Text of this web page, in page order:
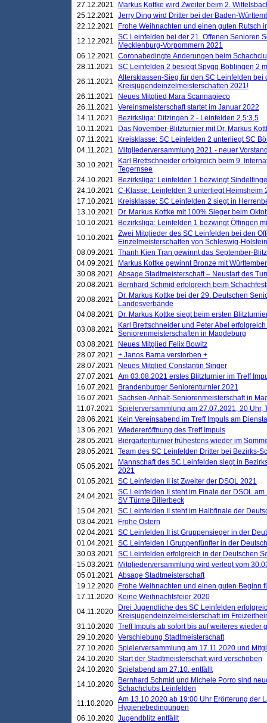
27.12.2021
Markus Kottke wird Zweiter beim 2.
25.12.2021 Jerry Ding wird Dritter bei der Baden-
22.12.2021
Frohe Weihnachten und einen guten Rutsch
12.12.2021 SC Leinfelden bei der 21. Offenen Senioren
Mecklenburg-Vorpommern 2021
06.12.2021 Coronabedingte Änderungen beim
28.11.2021
SC Leinfelden 2 besiegt Spvgg Böblingen 2
26.11.2021
Altersklassen-Sieg für den SC Leinfelden bei
Kreisjugendeinzelmeisterschaften 2021!
26.11.2021
Neues Mitglied Mara Scannapieco
26.11.2021
Vereinsmeisterschaft startet im Januar 2022
14.11.2021
Bezirksliga: Ditzingen 2 - Leinfelden 2,5:3,5
10.11.2021
Das November-Blitzturnier mit Dr. Markus
07.11.2021
Kreisklasse: SC Leinfelden 2 unterliegt SC
04.11.2021
Mitgliederversammlung 2021 - neuer
30.10.2021
Karl Brettschneider erfolgreich beim 9.
Tegernsee
24.10.2021
Bezirksliga: Leinfelden 1 bezwingt
24.10.2021 C-Klasse: Leinfelden 3 unterliegt Heimsheim
17.10.2021
Kreisklasse: SC Leinfelden 2 siegt in
13.10.2021
Dr. Markus Kottke mit 100% Sieger beim
10.10.2021
Bezirksliga: Leinfelden 1 bezwingt Öffingen
10.10.2021 Zwei Mitglieder des SC Leinfelden bei den
Einzelmeisterschaften von Schleswig-
08.09.2021 Thanh Kien Tran gewinnt das September-
04.09.2021
Markus Kottke gewinnt Bronze mit
30.08.2021 Absage Stadtmeisterschaft – Neustart des
20.08.2021
Bernhard Schmid erfolgreich beim
20.08.2021
Dr. Markus Kottke bei der 29. Deutschen
Landesverbände
04.08.2021
Dr. Markus Kottke siegt beim ersten
03.08.2021
Karl Brettschneider und Peter Abel
Seniorenmeisterschaften in Magdeburg
03.08.2021
Neues Mitglied Felix Bowitz
28.07.2021 + Janos Barna verstorben +
28.07.2021
Neues Mitglied Constantin Singer
27.07.2021 Am 03.08.2021 erstes Blitzturnier im Treff
16.07.2021
Brandenburger Seniorenturnier 2021
16.07.2021 Sachsen-Anhalt-Seniorenmeisterschaft in
11.07.2021
Spielerversammlung am 27.07.2021, 20 Uhr,
28.06.2021
Kein Vereinsabend im Treff Impuls am
13.06.2021 Wiedereröffnung des Treff Impuls
28.05.2021
Biergartenturnier frühestens wieder im
28.05.2021 Team des SC Leinfelden Dritter bei Bezirks-
05.05.2021
Mannschaft des SC Leinfelden siegt in
2021
01.05.2021 SC Leinfelden II ist Zweiter der DSOL 2021
24.04.2021 SC Leinfelden II steht im Finale der DSOL
SV Türme Billerbeck
15.04.2021 SC Leinfelden II steht im Halbfinale der
03.04.2021
Frohe Ostern
02.04.2021 SC Leinfelden II ist Gruppensieger in der
01.04.2021 SC Leinfelden I Gruppenfünfter in der
30.03.2021 SC Leinfelden erfolgreich in der Deutschen
15.03.2021
Mitgliederversammlung wird verlegt vom
05.01.2021 Absage Stadtmeisterschaft
19.12.2020
Frohe Weihnachten und einen guten Beginn
17.11.2020
Keine Weihnachtsfeier 2020
04.11.2020
Drei Jugendliche des SC Leinfelden
Kreisjugendeinzelmeisterschaft im
31.10.2020 Treff Impuls ab sofort bis auf weiteres wieder
29.10.2020 Verschiebung Stadtmeisterschaft
27.10.2020 Spielerversammlung am 17.11.2020 und
24.10.2020 Start der Stadtmeisterschaft wird verschoben
24.10.2020 Spielabend am 27.10. entfällt
14.10.2020
Bernhard Schmid und Michele Porro sind
Schachclubs Leinfelden
11.10.2020 Am 13.10.2020 ab 19:00 Uhr Erörterung der
Hygienebedingungen
06.10.2020 Jugendblitz entfällt